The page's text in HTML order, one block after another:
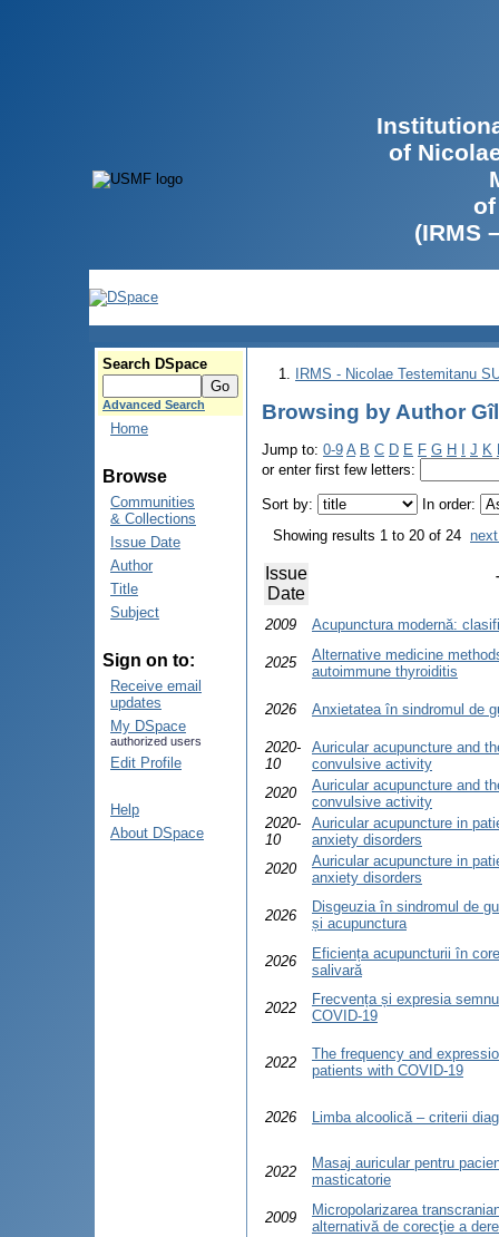
of
(IRMS
Search DSpace
Advanced Search
Home
Browse
Communities
& Collections
Issue Date
Author
Title
Subject
Sign on to:
Receive email
updates
My DSpace
authorized users
Edit Profile
Help
About DSpace
IRMS - Nicolae Testemitanu
Browsing by Author
Jump to: 0-9 A B C D E F G H J K
or enter first few letters:
Sort by:
In order:
Showing results 1 to 20 of 24
Issue
Date
2009 Acupunctura modernă:
2025
Alternative medicine
autoimmune thyroiditis
2026 Anxietatea în sindromul de
2020-
10
Auricular acupuncture and
convulsive activity
2020
Auricular acupuncture and
convulsive activity
2020-
10
Auricular acupuncture in
anxiety disorders
2020
Auricular acupuncture in
anxiety disorders
2026
Disgeuzia în sindromul de
și acupunctura
2026
Eficiența acupuncturii în
salivară
2022
Frecvența și expresia
COVID-19
2022
The frequency and
patients with COVID-19
2026 Limba alcoolică – criterii
2022
Masaj auricular pentru
masticatorie
2009
Micropolarizarea
alternativă de corecţie a